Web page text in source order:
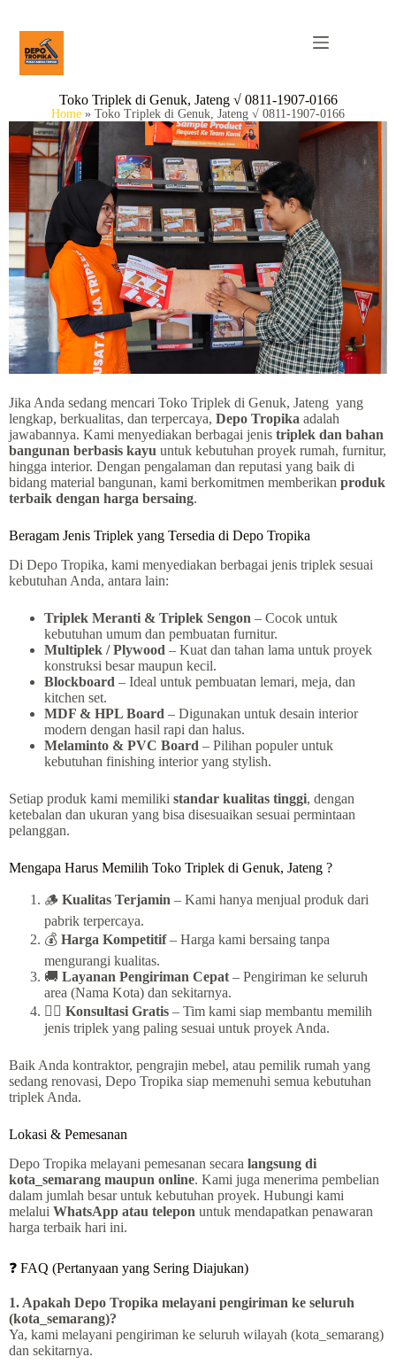
Toko Triplek di Genuk, Jateng √ 0811-1907-0166
Home » Toko Triplek di Genuk, Jateng √ 0811-1907-0166
Jika Anda sedang mencari Toko Triplek di Genuk, Jateng yang
lengkap, berkualitas, dan terpercaya, Depo Tropika adalah
jawabannya. Kami menyediakan berbagai jenis triplek dan bahan
bangunan berbasis kayu untuk kebutuhan proyek rumah, furnitur,
hingga interior. Dengan pengalaman dan reputasi yang baik di
bidang material bangunan, kami berkomitmen memberikan produk
terbaik dengan harga bersaing.
Beragam Jenis Triplek yang Tersedia di Depo Tropika
Di Depo Tropika, kami menyediakan berbagai jenis triplek sesuai
kebutuhan Anda, antara lain:
Triplek Meranti & Triplek Sengon – Cocok untuk
kebutuhan umum dan pembuatan furnitur.
Multiplek / Plywood – Kuat dan tahan lama untuk proyek
konstruksi besar maupun kecil.
Blockboard – Ideal untuk pembuatan lemari, meja, dan
kitchen set.
MDF & HPL Board – Digunakan untuk desain interior
modern dengan hasil rapi dan halus.
Melaminto & PVC Board – Pilihan populer untuk
kebutuhan finishing interior yang stylish.
Setiap produk kami memiliki standar kualitas tinggi, dengan
ketebalan dan ukuran yang bisa disesuaikan sesuai permintaan
pelanggan.
Mengapa Harus Memilih Toko Triplek di Genuk, Jateng ?
🪵 Kualitas Terjamin – Kami hanya menjual produk dari
pabrik terpercaya.
💰 Harga Kompetitif– Harga kami bersaing tanpa
mengurangi kualitas.
🚚 Layanan Pengiriman Cepat – Pengiriman ke seluruh
area (Nama Kota) dan sekitarnya.
👷‍♂️ Konsultasi Gratis – Tim kami siap membantu memilih
jenis triplek yang paling sesuai untuk proyek Anda.
Baik Anda kontraktor, pengrajin mebel, atau pemilik rumah yang
sedang renovasi, Depo Tropika siap memenuhi semua kebutuhan
triplek Anda.
Lokasi & Pemesanan
Depo Tropika melayani pemesanan secara langsung di
kota_semarang maupun online. Kami juga menerima pembelian
dalam jumlah besar untuk kebutuhan proyek. Hubungi kami
melalui WhatsApp atau telepon untuk mendapatkan penawaran
harga terbaik hari ini.
❓ FAQ (Pertanyaan yang Sering Diajukan)
1. Apakah Depo Tropika melayani pengiriman ke seluruh
(kota_semarang)?
Ya, kami melayani pengiriman ke seluruh wilayah (kota_semarang)
dan sekitarnya.